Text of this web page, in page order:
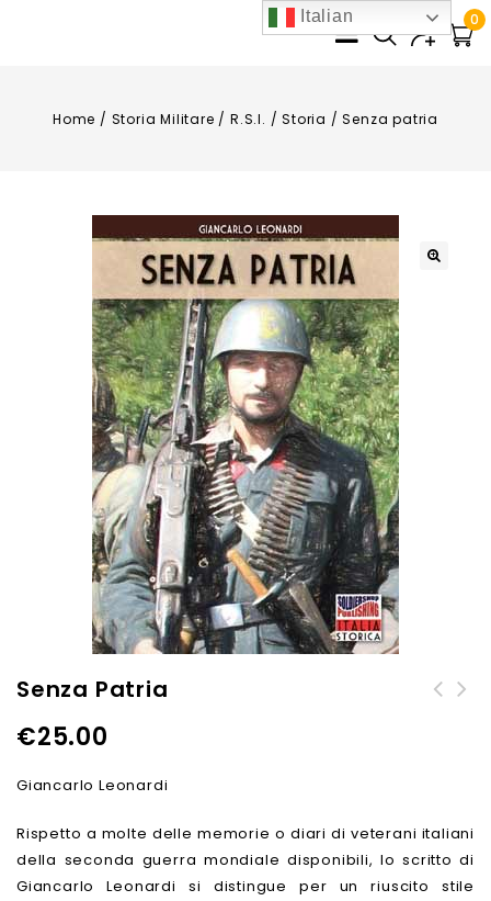
0
Home / Storia Militare / R.S.I. /Storia /Senza patria
Senza Patria
€25.00
Giancarlo Leonardi
Rispetto a molte delle memorie o diari di veterani italiani
della seconda guerra mondiale disponibili, lo scritto di
Giancarlo Leonardi si distingue per un riuscito stile
Italian